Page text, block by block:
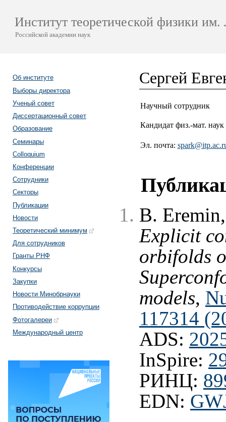
Институт теоретической физики
Российской академии наук
Об институте
Выборы директора
Ученый совет
Диссертационный совет
Образование
Семинары
Colloquium
Конференции
Сотрудники
Секторы
Публикации
Новости
Теоретический минимум
Для сотрудников
Гранты РНФ
Конкурсы
Закупки
Новости Минобрнауки
Противодействие коррупции
Фотогалереи
Международный центр
Сергей
Научный сотрудник
Кандидат физ.-мат. наук
Эл. почта:
B.
Explicit
orbifolds
models,
117314
ADS:
InSpire:
РИНЦ:
EDN: